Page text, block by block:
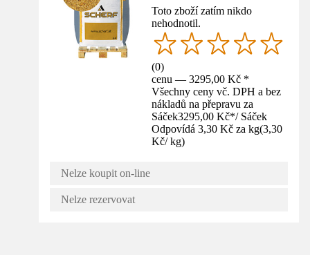
Toto zboží zatím nikdo
nehodnotil.
(0)
cenu — 3295,00 Kč *
Všechny ceny vč. DPH a bez
nákladů na přepravu za
Sáček3295,00 Kč*/ Sáček
Odpovídá 3,30 Kč za kg(3,30
Kč/ kg)
Nelze koupit on-line
Nelze rezervovat